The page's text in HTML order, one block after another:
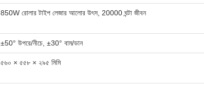
850W রোলার টাইপ লেজার আলোর উৎস, 20000 ঘন্টা জীবন
±50° উপরে/নীচে, ±30° বাম/ডান
৫৬০ × ৫৫৮ × ২৯৫ মিমি